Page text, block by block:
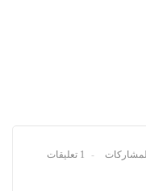
1 تعليقات